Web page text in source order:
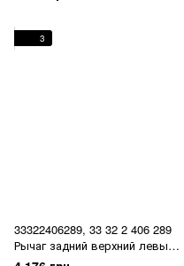
/ X1 E84
3
33322406289, 33 32 2 406 289
Рычаг задний верхний левый
BMW 1 E81/E82/E87/E88 / 3